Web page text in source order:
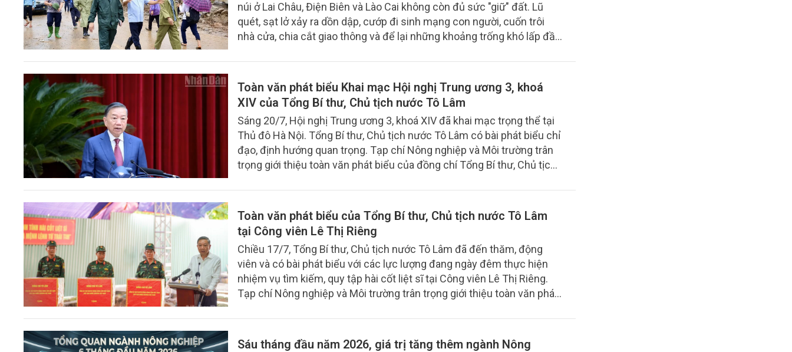
núi ở Lai Châu, Điện Biên và Lào Cai không còn đủ sức "giữ" đất. Lũ
quét, sạt lở xảy ra dồn dập, cướp đi sinh mạng con người, cuốn trôi
nhà cửa, chia cắt giao thông và để lại những khoảng trống khó lấp đầy
những con số, mà còn là lời cảnh báo ngày càng rõ nét về thiên tai cực
đoan trong bối cảnh biến đổi khí hậu, đòi hỏi cách tiếp cận mới trong
phòng ngừa và thích ứng.
Toàn văn phát biểu Khai mạc Hội nghị Trung ương 3, khoá
XIV của Tổng Bí thư, Chủ tịch nước Tô Lâm
Sáng 20/7, Hội nghị Trung ương 3, khoá XIV đã khai mạc trọng thể tại
Thủ đô Hà Nội. Tổng Bí thư, Chủ tịch nước Tô Lâm có bài phát biểu chỉ
đạo, định hướng quan trọng. Tạp chí Nông nghiệp và Môi trường trân
trọng giới thiệu toàn văn phát biểu của đồng chí Tổng Bí thư, Chủ tịch
Toàn văn phát biểu của Tổng Bí thư, Chủ tịch nước Tô Lâm
tại Công viên Lê Thị Riêng
Chiều 17/7, Tổng Bí thư, Chủ tịch nước Tô Lâm đã đến thăm, động
viên và có bài phát biểu với các lực lượng đang ngày đêm thực hiện
nhiệm vụ tìm kiếm, quy tập hài cốt liệt sĩ tại Công viên Lê Thị Riêng.
Tạp chí Nông nghiệp và Môi trường trân trọng giới thiệu toàn văn phát
Sáu tháng đầu năm 2026, giá trị tăng thêm ngành Nông